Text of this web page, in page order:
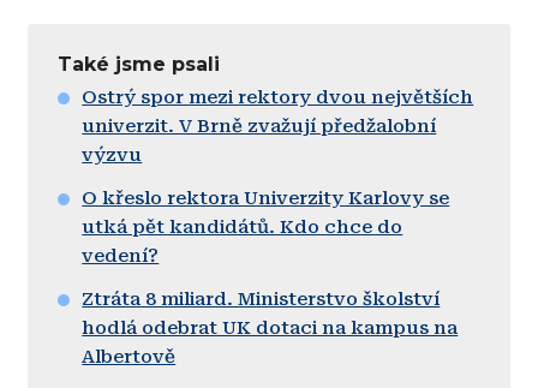
Také jsme psali
Ostrý spor mezi rektory dvou největších
univerzit. V Brně zvažují předžalobní
výzvu
O křeslo rektora Univerzity Karlovy se
utká pět kandidátů. Kdo chce do
vedení?
Ztráta 8 miliard. Ministerstvo školství
hodlá odebrat UK dotaci na kampus na
Albertově